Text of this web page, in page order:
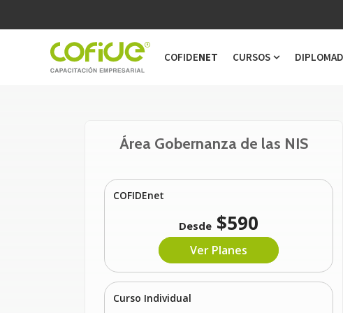
COFIDENET CURSOS
Show
Área Gobernanza de las NIS
Curso Individual
COFIDEnet
Desde $590
Ver Planes